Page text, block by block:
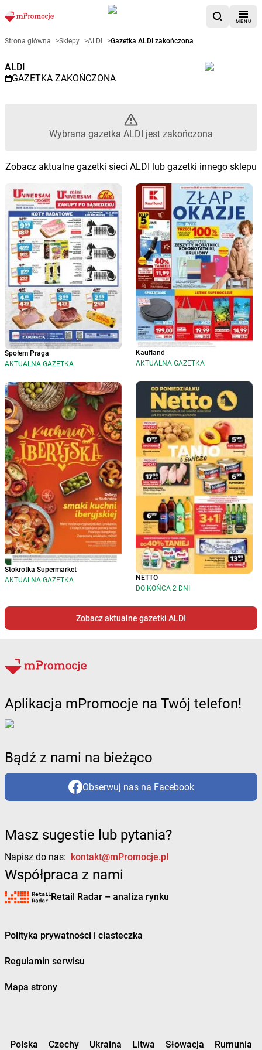
MENU
Gazetka promocyjna ALDI –
Strona główna >Sklepy >ALDI >Gazetka ALDI zakończona
ALDI
GAZETKA ZAKOŃCZONA
Wybrana gazetka ALDI jest zakończona
Zobacz aktualne gazetki sieci ALDI lub gazetki innego sklepu
Społem Praga
AKTUALNA GAZETKA
Stokrotka Supermarket
AKTUALNA GAZETKA
Kaufland
AKTUALNA GAZETKA
NETTO
DO KOŃCA 2 DNI
Zobacz aktualne gazetki ALDI
Aplikacja mPromocje na Twój telefon!
Bądź z nami na bieżąco
Obserwuj nas na Facebook
Masz sugestie lub pytania?
Napisz do nas: kontakt@mPromocje.pl
Współpraca z nami
Retail Radar – analiza rynku
Polityka prywatności i ciasteczka
Regulamin serwisu
Mapa strony
Polska Czechy Ukraina Litwa Słowacja Rumunia